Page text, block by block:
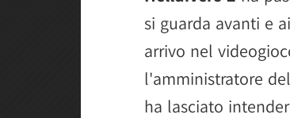
si guarda avanti e
arrivo nel
l'amministratore
ha lasciato